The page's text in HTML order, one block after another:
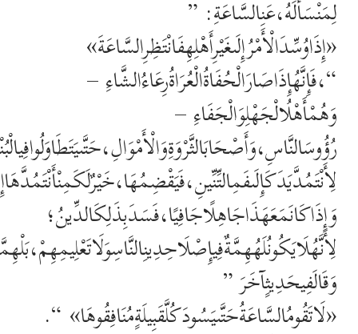
لِمَنْسَأَلَهُ،عَنِالسَّاعَةِ: ”
«إِذَاوُسِّدَالْأَمْرُإِلَىغَيْرِأَهْلِهِفَانْتَظِرِالسَّاعَةَ»
“،فَإِنَّهُإِذَاصَارَالْحُفَاةُالْعُرَاةُرِعَاءُالشَّاءِ –
وَهُمْأَهْلُالْجَهْلِوَالْجَفَاءِ –
وَإِذَاكَانَمَعَهَذَاجَاهِلًاجَافِيًا،فَسَدَبِذَلِكَالدِّينُ؛
وَقَالَفِيحَدِيثٍآخَرَ ”
«لَاتَقُومُالسَّاعَةُحَتَّىيَسُودَكُلَّقَبِيلَةٍمُنَافِقُوهَا» “.